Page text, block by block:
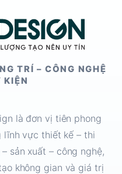
TRÍ – CÔNG NGHỆ
KIỆN
là đơn vị tiên phong
lĩnh vực thiết kế – thi
sản xuất – công nghệ,
không gian và giá trị